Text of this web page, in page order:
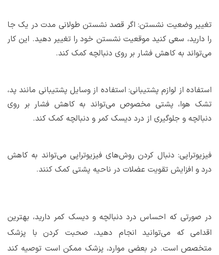
تغییر وضعیت نشستن: اگر قصد نشستن طولانی مدت در یک جا
را دارید، سعی کنید موقعیت نشستن خود را تغییر دهید. این کار
می‌تواند به کاهش فشار بر روی دنبالچه کمک کند.
استفاده از لوازم پشتیبانی: استفاده از وسایل پشتیبانی مانند پد،
تشک هوا، پشتی مخصوص می‌تواند به کاهش فشار بر روی
دنبالچه و جلوگیری از درد دیسک کمر و دنبالچه کمک کند.
فیزیوتراپی: دنبال کردن روش‌های فیزیوتراپی می‌تواند به کاهش
درد و افزایش تقویت عضلات در ناحیه پشتی کمک کنند.
در صورتی که احساس درد دنبالچه و دیسک کمر دارید، بهترین
اقدامی که می‌توانید انجام دهید، صحبت کردن با پزشک
متخصص است. در بعضی موارد، پزشک ممکن است توصیه کند